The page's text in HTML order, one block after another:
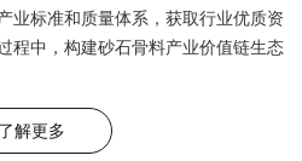
业标准和质量体系，获取行业优质资
程中，构建砂石骨料产业价值链生态
了解更多